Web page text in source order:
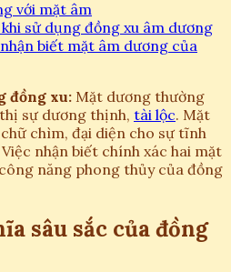
với mặt âm
sử dụng đồng xu âm dương
biết mặt âm dương của
đồng xu: Mặt dương thường
sự dương thịnh, tài lộc. Mặt
chìm, đại diện cho sự tĩnh
nhận biết chính xác hai mặt
năng phong thủy của đồng
sâu sắc của đồng